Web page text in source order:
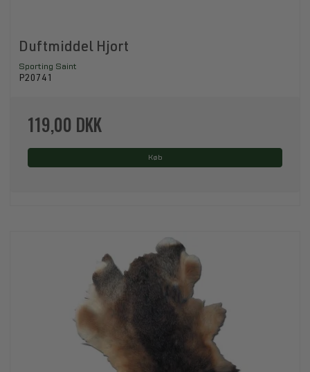
Duftmiddel Hjort
Sporting Saint
P20741
119,00 DKK
Køb